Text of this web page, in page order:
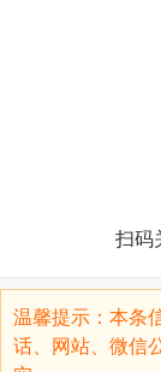
扫码
温馨提示：本条
话、网站、微信